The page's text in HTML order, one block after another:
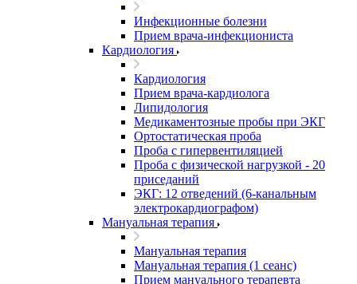
Инфекционные болезни
Прием врача-инфекциониста
Кардиология
Кардиология
Прием врача-кардиолога
Липидология
Медикаментозные пробы при ЭКГ
Ортостатическая проба
Проба с гипервентиляцией
Проба с физической нагрузкой - 20
приседаний
ЭКГ: 12 отведений (6-канальным
электрокардиографом)
Мануальная терапия
Мануальная терапия
Мануальная терапия (1 сеанс)
Прием мануального терапевта